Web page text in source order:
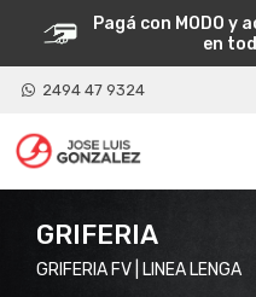
Pagá con MODO y
en
2494 47 9324
GRIFERIA
GRIFERIA FV | LINEA LENGA